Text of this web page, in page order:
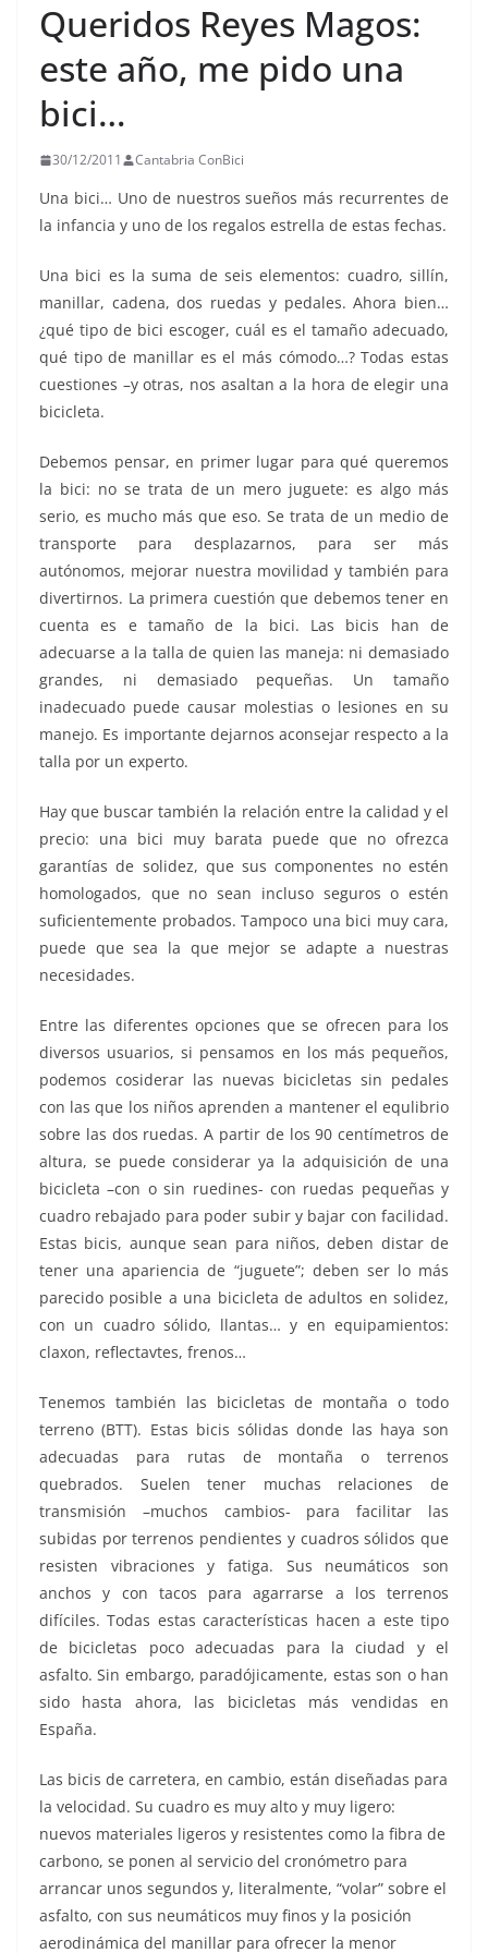
Queridos Reyes Magos:
este año, me pido una
bici…
30/12/2011 Cantabria ConBici
Una bici… Uno de nuestros sueños más recurrentes de
la infancia y uno de los regalos estrella de estas fechas.
Una bici es la suma de seis elementos: cuadro, sillín,
manillar, cadena, dos ruedas y pedales. Ahora bien…
¿qué tipo de bici escoger, cuál es el tamaño adecuado,
qué tipo de manillar es el más cómodo…? Todas estas
cuestiones –y otras, nos asaltan a la hora de elegir una
bicicleta.
Debemos pensar, en primer lugar para qué queremos
la bici: no se trata de un mero juguete: es algo más
serio, es mucho más que eso. Se trata de un medio de
transporte para desplazarnos, para ser más
autónomos, mejorar nuestra movilidad y también para
divertirnos. La primera cuestión que debemos tener en
cuenta es e tamaño de la bici. Las bicis han de
adecuarse a la talla de quien las maneja: ni demasiado
grandes, ni demasiado pequeñas. Un tamaño
inadecuado puede causar molestias o lesiones en su
manejo. Es importante dejarnos aconsejar respecto a la
talla por un experto.
Hay que buscar también la relación entre la calidad y el
precio: una bici muy barata puede que no ofrezca
garantías de solidez, que sus componentes no estén
homologados, que no sean incluso seguros o estén
suficientemente probados. Tampoco una bici muy cara,
puede que sea la que mejor se adapte a nuestras
necesidades.
Entre las diferentes opciones que se ofrecen para los
diversos usuarios, si pensamos en los más pequeños,
podemos cosiderar las nuevas bicicletas sin pedales
con las que los niños aprenden a mantener el equlibrio
sobre las dos ruedas. A partir de los 90 centímetros de
altura, se puede considerar ya la adquisición de una
bicicleta –con o sin ruedines- con ruedas pequeñas y
cuadro rebajado para poder subir y bajar con facilidad.
Estas bicis, aunque sean para niños, deben distar de
tener una apariencia de “juguete”; deben ser lo más
parecido posible a una bicicleta de adultos en solidez,
con un cuadro sólido, llantas… y en equipamientos:
claxon, reflectavtes, frenos…
Tenemos también las bicicletas de montaña o todo
terreno (BTT). Estas bicis sólidas donde las haya son
adecuadas para rutas de montaña o terrenos
quebrados. Suelen tener muchas relaciones de
transmisión –muchos cambios- para facilitar las
subidas por terrenos pendientes y cuadros sólidos que
resisten vibraciones y fatiga. Sus neumáticos son
anchos y con tacos para agarrarse a los terrenos
difíciles. Todas estas características hacen a este tipo
de bicicletas poco adecuadas para la ciudad y el
asfalto. Sin embargo, paradójicamente, estas son o han
sido hasta ahora, las bicicletas más vendidas en
España.
Las bicis de carretera, en cambio, están diseñadas para
la velocidad. Su cuadro es muy alto y muy ligero:
nuevos materiales ligeros y resistentes como la fibra de
carbono, se ponen al servicio del cronómetro para
arrancar unos segundos y, literalmente, “volar” sobre el
asfalto, con sus neumáticos muy finos y la posición
aerodinámica del manillar para ofrecer la menor